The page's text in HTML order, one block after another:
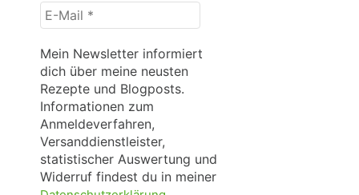
E-
Mail
Mein Newsletter informiert
dich über meine neusten
Rezepte und Blogposts.
Informationen zum
Anmeldeverfahren,
Versanddienstleister,
statistischer Auswertung und
Widerruf findest du in meiner